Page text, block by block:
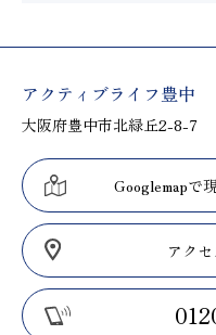
アクティブライフ豊中
大阪府豊中市北緑丘2-8-7
Googlemapで
アク